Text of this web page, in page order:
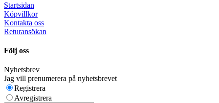
Startsidan
Köpvillkor
Kontakta oss
Returansökan
Följ oss
Nyhetsbrev
Jag vill prenumerera på nyhetsbrevet
Registrera
Avregistrera